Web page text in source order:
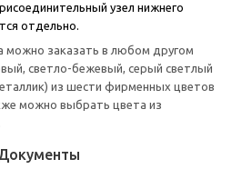
узел нижнего
отдельно.
можно заказать в любом другом
светло-бежевый, серый светлый
из шести фирменных цветов
можно выбрать цвета из